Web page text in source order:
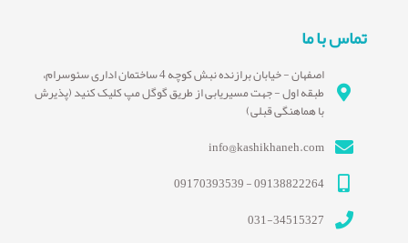
تماس با ما
اصفهان - خیابان برازنده نبش کوچه 4 ساختمان اداری سئوسرام،
طبقه اول - جهت مسیریابی از طریق گوگل مپ کلیک کنید (پذیرش
با هماهنگی قبلی)
info@kashikhaneh.com
09138822264 - 09170393539
031-34515327